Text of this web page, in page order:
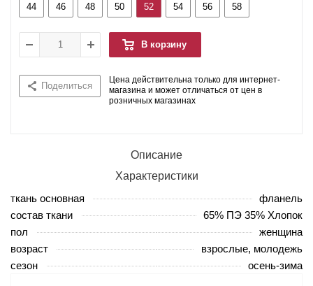
44 46 48 50 52 54 56 58
В корзину
Поделиться
Цена действительна только для интернет-
магазина и может отличаться от цен в
розничных магазинах
Описание
Характеристики
ткань основная
фланель
состав ткани
65% ПЭ 35% Хлопок
пол
женщина
возраст
взрослые, молодежь
сезон
осень-зима